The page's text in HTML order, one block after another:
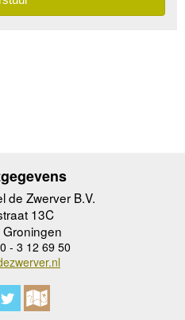
de Zwerver B.V.
13C
- 3 12 69 50